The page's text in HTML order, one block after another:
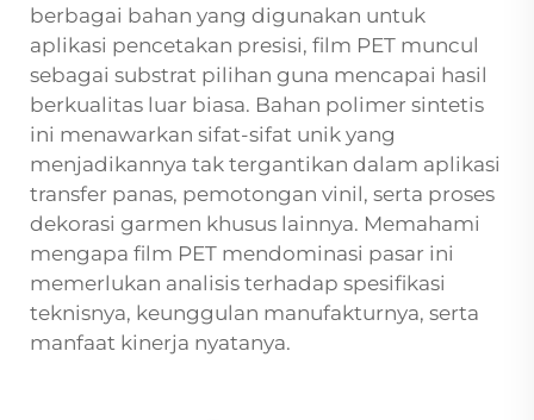
berbagai bahan yang digunakan untuk
aplikasi pencetakan presisi, film PET muncul
sebagai substrat pilihan guna mencapai hasil
berkualitas luar biasa. Bahan polimer sintetis
ini menawarkan sifat-sifat unik yang
menjadikannya tak tergantikan dalam aplikasi
transfer panas, pemotongan vinil, serta proses
dekorasi garmen khusus lainnya. Memahami
mengapa film PET mendominasi pasar ini
memerlukan analisis terhadap spesifikasi
teknisnya, keunggulan manufakturnya, serta
manfaat kinerja nyatanya.